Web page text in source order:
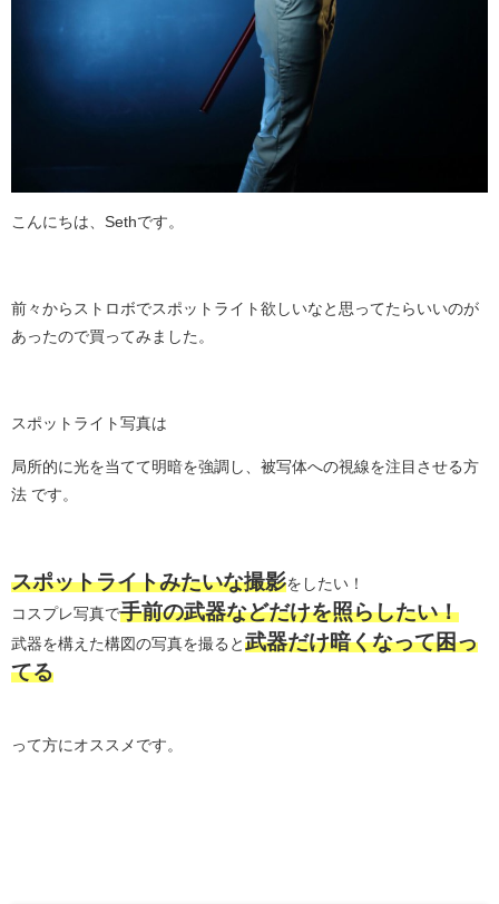
こんにちは、Sethです。
前々からストロボでスポットライト欲しいなと思ってたらいいのが
あったので買ってみました。
スポットライト写真は
局所的に光を当てて明暗を強調し、被写体への視線を注目させる方
法 です。
スポットライトみたいな撮影をしたい！
コスプレ写真で手前の武器などだけを照らしたい！
武器を構えた構図の写真を撮ると 武器だけ暗くなって困っ
てる
って方にオススメです。